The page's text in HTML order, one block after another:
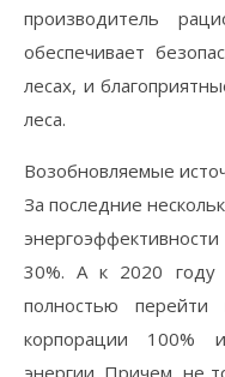
производитель
обеспечивает
лесах, и
леса.
Возобновляемые
За последние
30%. А к 2020 году
полностью
корпорации 100%
энергии. Причем, не